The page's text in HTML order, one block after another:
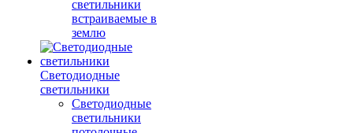
светильники
встраиваемые в
землю
Светодиодные
светильники
Светодиодные
светильники